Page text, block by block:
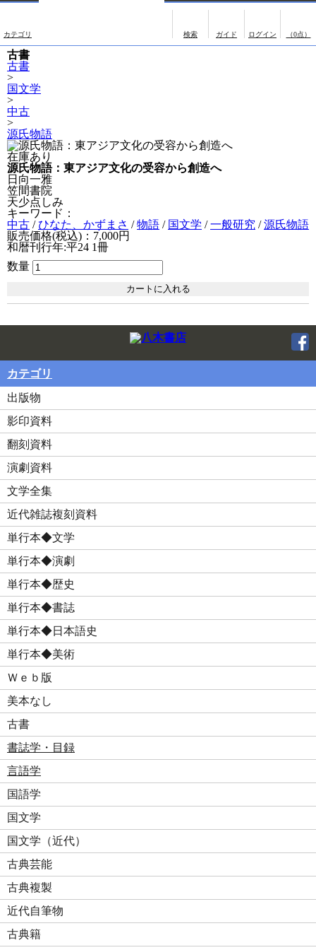
（0点）
出版物
影印資料
翻刻資料
演劇資料
文学全集
近代雑誌複刻資料
単行本◆文学
単行本◆演劇
単行本◆歴史
単行本◆書誌
単行本◆日本語史
単行本◆美術
古書
書誌学・目録
言語学
国語学
国文学
国文学（近代）
古典芸能
古典複製
近代自筆物
古典籍
古書目録
画像がある商品のみ検索
古書
古書
>
国文学
>
中古
>
源氏物語
在庫あり
源氏物語：東アジア文化の受容から創造へ
日向一雅
笠間書院
天少点しみ
キーワード：
中古 /ひなた、かずまさ /物語 / 国文学 /一般研究 /源氏物語
販売価格(税込)：7,000円
和暦刊行年:平24 1冊
数量
Twitter
カテゴリ
出版物
影印資料
翻刻資料
演劇資料
文学全集
近代雑誌複刻資料
単行本◆文学
単行本◆演劇
単行本◆歴史
単行本◆書誌
単行本◆日本語史
単行本◆美術
Ｗｅｂ版
美本なし
古書
書誌学・目録
言語学
国語学
国文学
国文学（近代）
古典芸能
古典複製
近代自筆物
古典籍